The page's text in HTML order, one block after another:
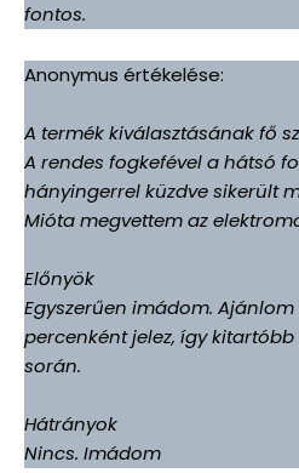
fontos.
Anonymus értékelése:
A termék kiválasztásának fő
A rendes fogkefével a hátsó
hányingerrel küzdve sikerült
Mióta megvettem az
Előnyök
Egyszerűen imádom.
percenként jelez, így
során.
Hátrányok
Nincs. Imádom